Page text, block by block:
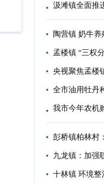
汲滩镇全面推
陶营镇 奶牛
孟楼镇 “三权
央视聚焦孟楼
全市油用牡丹
我市今年农机
彭桥镇柏林村
九龙镇：加强
十林镇 环境